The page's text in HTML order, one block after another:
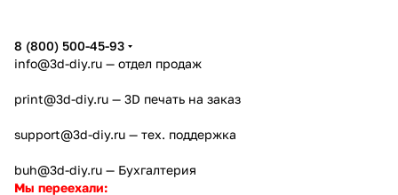
8 (800) 500-45-93
info@3d-diy.ru — отдел продаж
print@3d-diy.ru — 3D печать на заказ
support@3d-diy.ru — тех. поддержка
buh@3d-diy.ru — Бухгалтерия
Мы переехали: